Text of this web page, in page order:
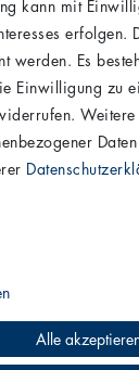
GmbH & Co.
automobile.de
08:00 - 16:00
kann mit
erfolgen.
werden. Es
Einwilligung zu
Alle